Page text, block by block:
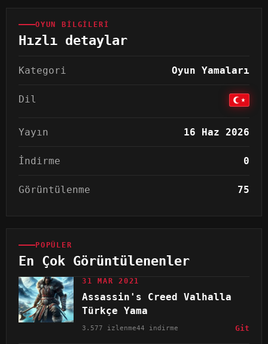
OYUN BILGILERI
Hızlı detaylar
Kategori Oyun Yamaları
Dil
Yayın 16 Haz 2026
İndirme 0
Görüntülenme 75
POPÜLER
En Çok Görüntülenenler
31 MAR 2021
Assassin's Creed Valhalla
Türkçe Yama
3.577 izlenme44 indirme Git